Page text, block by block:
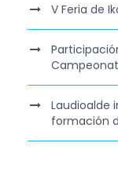
V Feria de
Laudioalde
formación